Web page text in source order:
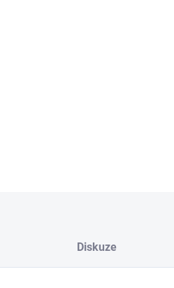
Diskuze